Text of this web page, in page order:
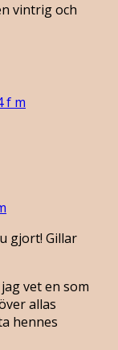
vintrig och
f m
gjort! Gillar
vet en som
allas
hennes